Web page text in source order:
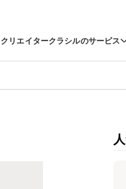
クリエイタークラシルのサービス